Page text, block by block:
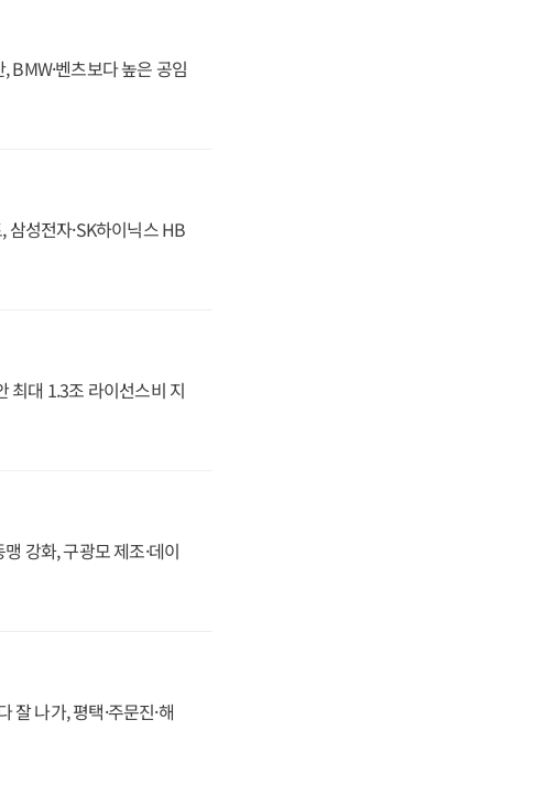
BMW·벤츠보다 높은 공임
성전자·SK하이닉스 HB
최대 1.3조 라이선스비 지
강화, 구광모 제조·데이
나가, 평택·주문진·해